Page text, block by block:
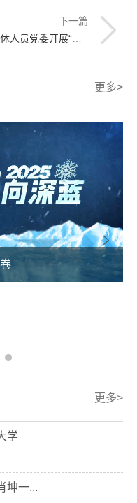
下一篇
委开展“紧跟总书记的脚步”主题党日活动
更多>
更多>
学
坤一...